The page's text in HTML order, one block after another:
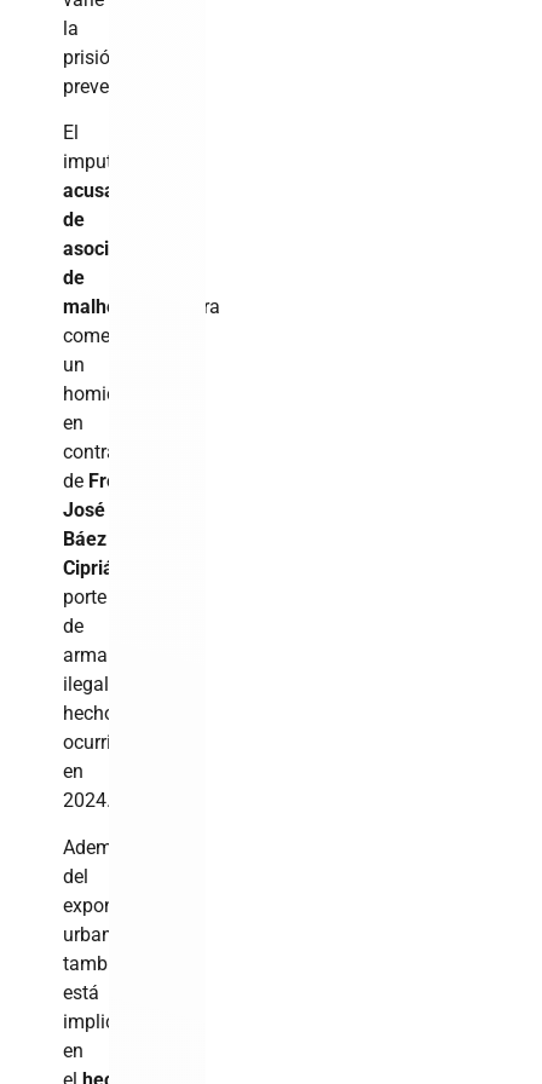
la
prisión
preventiva.
El
imputado
acusado
de
asociación
de
malhechores
para
cometer
un
homicidio
en
contra
de Freisi
José
Báez
Ciprián
porte
de
arma
ilegal,
hecho
ocurrido
en
2024.
Además
del
exponente
urbano,
también
está
implicado
en